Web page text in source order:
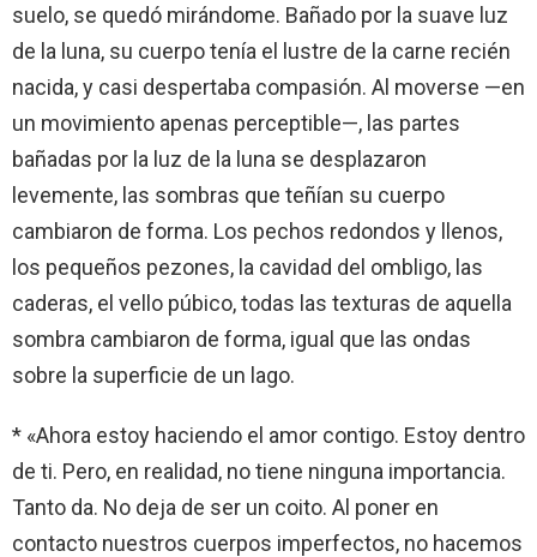
suelo, se quedó mirándome. Bañado por la suave luz
de la luna, su cuerpo tenía el lustre de la carne recién
nacida, y casi despertaba compasión. Al moverse —en
un movimiento apenas perceptible—, las partes
bañadas por la luz de la luna se desplazaron
levemente, las sombras que teñían su cuerpo
cambiaron de forma. Los pechos redondos y llenos,
los pequeños pezones, la cavidad del ombligo, las
caderas, el vello púbico, todas las texturas de aquella
sombra cambiaron de forma, igual que las ondas
sobre la superficie de un lago.
* «Ahora estoy haciendo el amor contigo. Estoy dentro
de ti. Pero, en realidad, no tiene ninguna importancia.
Tanto da. No deja de ser un coito. Al poner en
contacto nuestros cuerpos imperfectos, no hacemos